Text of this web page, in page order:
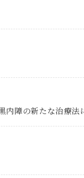
内障の新たな治療法